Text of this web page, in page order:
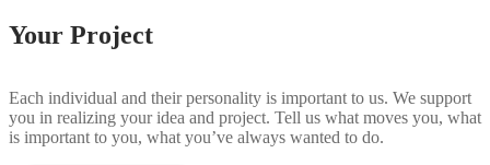
Your Project
Each individual and their personality is important to us. We support
you in realizing your idea and project. Tell us what moves you, what
is important to you, what you’ve always wanted to do.